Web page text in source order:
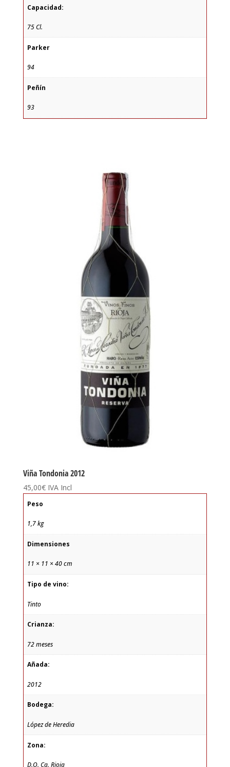
Capacidad:
75 Cl.
Parker
94
Peñín
93
Viña Tondonia 2012
45,00€ IVA Incl
Peso
1,7 kg
Dimensiones
11 × 11 × 40 cm
Tipo de vino:
Tinto
Crianza:
72 meses
Añada:
2012
Bodega:
López de Heredia
Zona:
D.O. Ca. Rioja